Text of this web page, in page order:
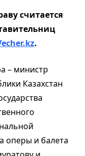
считается
.
– министр
Казахстан
оперы и балета